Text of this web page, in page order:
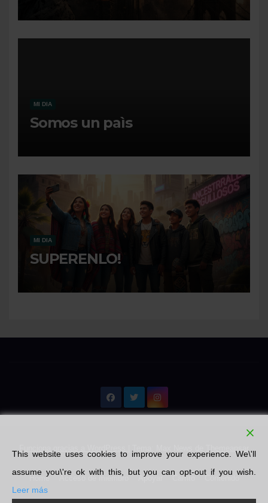
MI DIA
Somos un paìs
MI DIA
SUPERENLO!
Home Acceso de miembro Apoyar Carrito Contenido
This website uses cookies to improve your experience. We\'ll
assume you\'re ok with this, but you can opt-out if you wish.
Leer más